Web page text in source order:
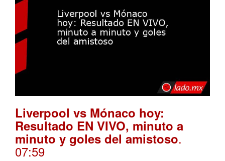
Liverpool vs Mónaco hoy:
Resultado EN VIVO, minuto a
minuto y goles del amistoso.
07:59